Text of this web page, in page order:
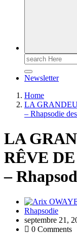
Newsletter
Home
LA
– Rhapsodie
LA
RÊVE
–
Rhapsodie
septembre 21,
0 Comments